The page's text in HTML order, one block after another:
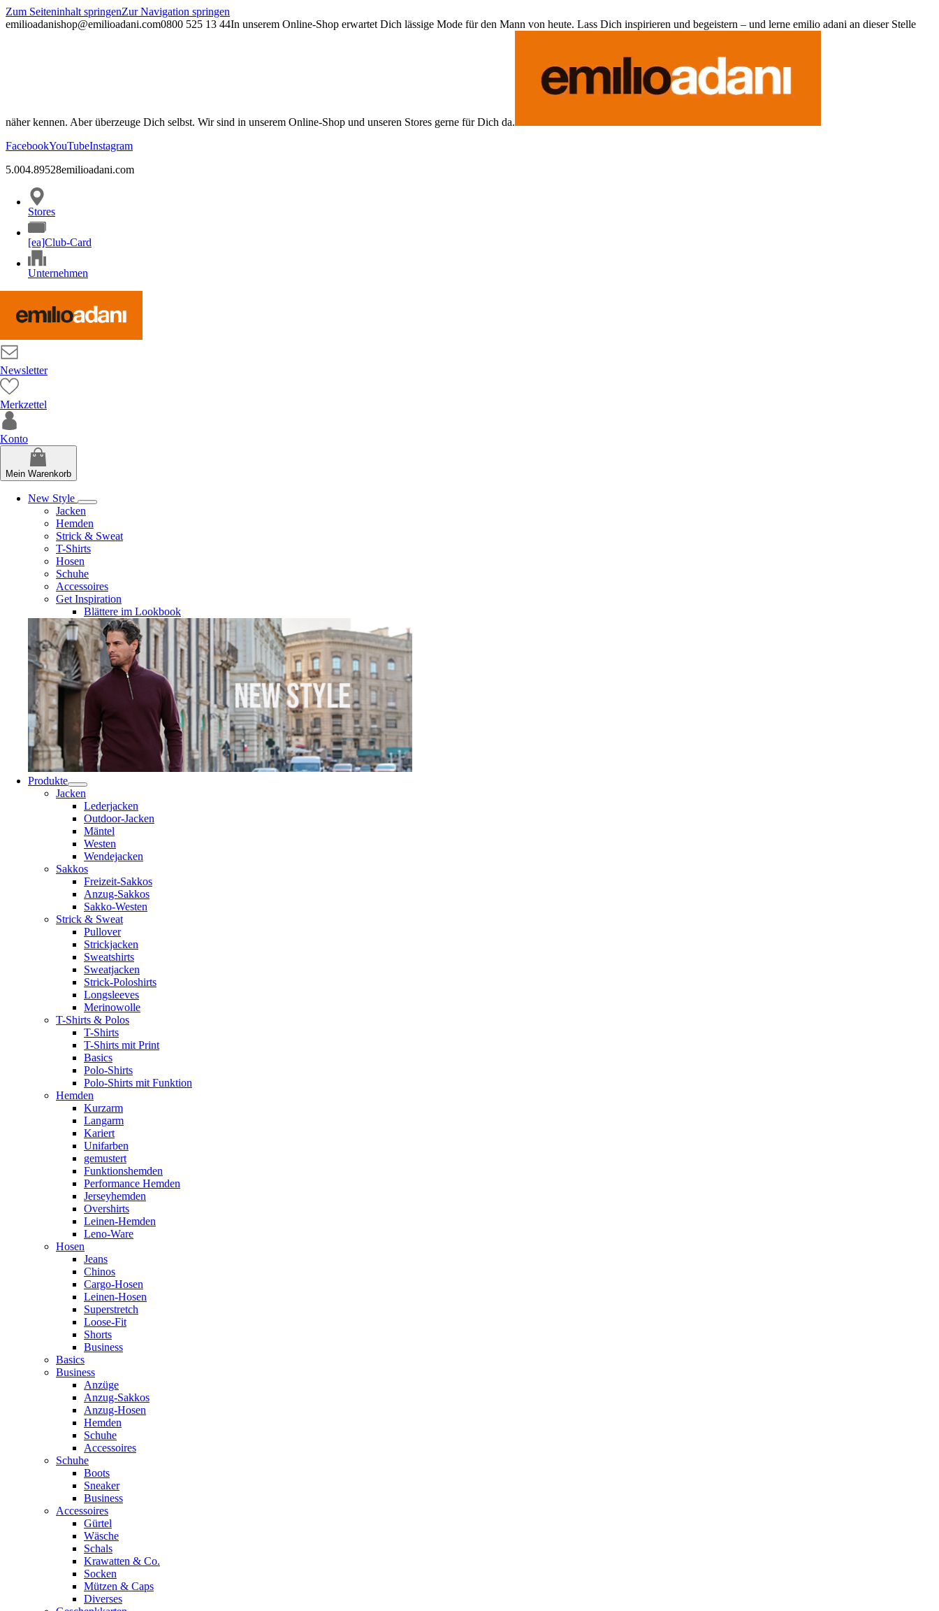
Zum Seiteninhalt springenZur Navigation springen
emilioadanishop@emilioadani.com0800 525 13 44In unserem Online-Shop erwartet Dich lässige Mode für den Mann von heute. Lass Dich inspirieren und begeistern – und lerne emilio adani an dieser Stelle
näher kennen. Aber überzeuge Dich selbst. Wir sind in unserem Online-Shop und unseren Stores gerne für Dich da.
FacebookYouTubeInstagram
5.004.89528emilioadani.com
Stores
[ea]Club-Card
Unternehmen
Newsletter
Merkzettel
Konto
Mein Warenkorb
New Style
Jacken
Hemden
Strick & Sweat
T-Shirts
Hosen
Schuhe
Accessoires
Get Inspiration
Blättere im Lookbook
Produkte
Jacken
Lederjacken
Outdoor-Jacken
Mäntel
Westen
Wendejacken
Sakkos
Freizeit-Sakkos
Anzug-Sakkos
Sakko-Westen
Strick & Sweat
Pullover
Strickjacken
Sweatshirts
Sweatjacken
Strick-Poloshirts
Longsleeves
Merinowolle
T-Shirts & Polos
T-Shirts
T-Shirts mit Print
Basics
Polo-Shirts
Polo-Shirts mit Funktion
Hemden
Kurzarm
Langarm
Kariert
Unifarben
gemustert
Funktionshemden
Performance Hemden
Jerseyhemden
Overshirts
Leinen-Hemden
Leno-Ware
Hosen
Jeans
Chinos
Cargo-Hosen
Leinen-Hosen
Superstretch
Loose-Fit
Shorts
Business
Basics
Business
Anzüge
Anzug-Sakkos
Anzug-Hosen
Hemden
Schuhe
Accessoires
Schuhe
Boots
Sneaker
Business
Accessoires
Gürtel
Wäsche
Schals
Krawatten & Co.
Socken
Mützen & Caps
Diverses